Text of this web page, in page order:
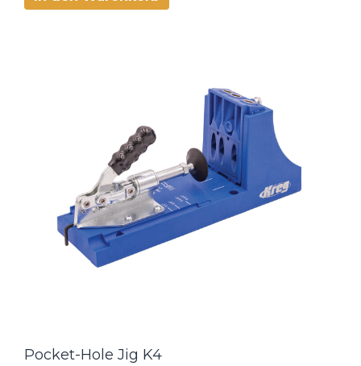
Pocket-Hole Jig K4